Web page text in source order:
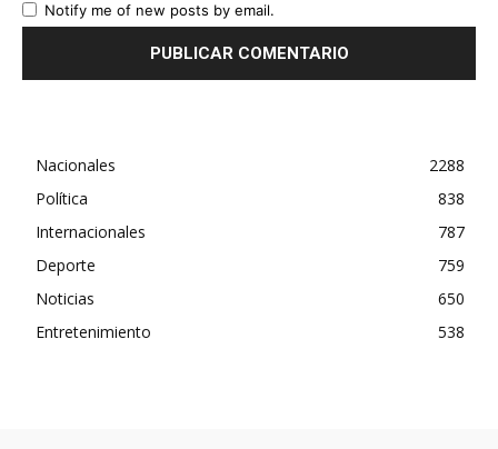
Notify me of new posts by email.
Nacionales
2288
Política
838
Internacionales
787
Deporte
759
Noticias
650
Entretenimiento
538